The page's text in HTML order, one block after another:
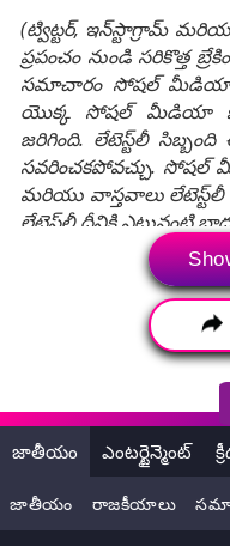
(ట్విట్టర్, ఇన్‌స్టాగ్రామ్
ప్రపంచం నుండి సరికొత్త
సమాచారం సోషల్ మీడియా
యొక్క సోషల్ మీడియా
జరిగింది. లేటెస్ట్‌లీ
సవరించకపోవచ్చు.
మరియు వాస్తవాలు
లేటెస్ట్‌లీ దీనికి ఎటువంటి
Biparjoy
Biporjoy Cyclone
Cyclone Biparjoy
cyclone biparjoy alert
cyclone biparjoy live
జాతీయం ఎంటర్టైన్మెంట్
జాతీయం రాజకీయాలు